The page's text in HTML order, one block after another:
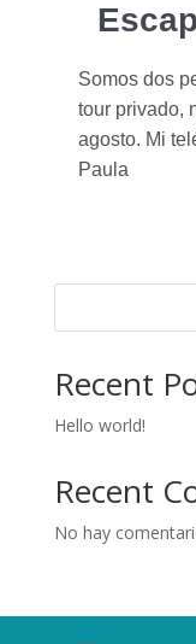
Somos dos
tour privado,
agosto. Mi
Paula
Recent
Hello world!
Recent
No hay